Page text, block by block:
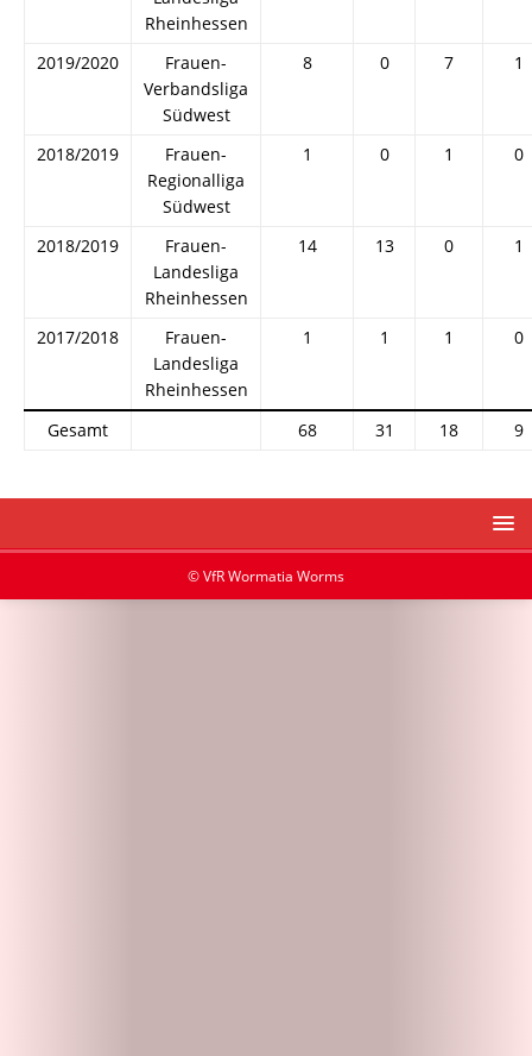
Rheinhessen
2019/2020
Frauen-
Verbandsliga
Südwest
8 0 7 1
2018/2019
Frauen-
Regionalliga
Südwest
1 0 1 0
2018/2019
Frauen-
Landesliga
Rheinhessen
14 13 0 1
2017/2018
Frauen-
Landesliga
Rheinhessen
1 1 1 0
Gesamt 68 31 18 9
© VfR Wormatia Worms